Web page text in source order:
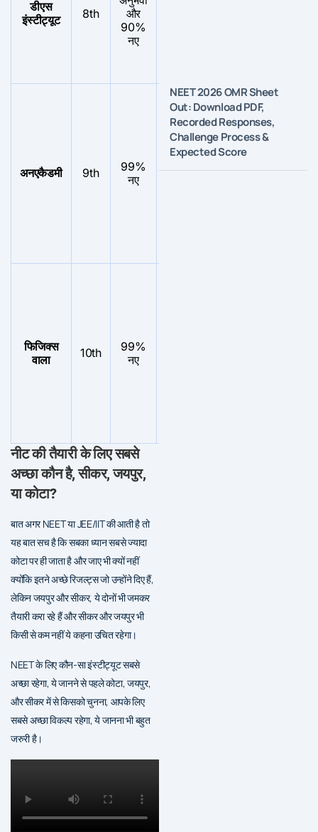
डीएस
इंस्टीट्यूट
8th
और
90%
नए
अनएकैडमी 9th
99%
नए
–
फिजिक्स
वाला
10th
99%
नए
नीट की तैयारी के लिए सबसे
अच्छा कौन है, सीकर, जयपुर,
या कोटा?
बात अगर NEET या JEE/IIT की आती है तो
यह बात सच है कि सबका ध्यान सबसे ज्यादा
कोटा पर ही जाता है और जाए भी क्यों नहीं
क्योंकि इतने अच्छे रिजल्ट्स जो उन्होंने दिए हैं,
लेकिन जयपुर और सीकर, ये दोनों भी जमकर
तैयारी करा रहे हैं और सीकर और जयपुर भी
किसी से कम नहीं ये कहना उचित रहेगा।
NEET के लिए कौन-सा इंस्टीट्यूट सबसे
अच्छा रहेगा, ये जानने से पहले कोटा, जयपुर,
और सीकर में से किसको चुनना, आपके लिए
सबसे अच्छा विकल्प रहेगा, ये जानना भी बहुत
जरुरी है।
NEET 2026 OMR Sheet
Out: Download PDF,
Recorded Responses,
Challenge Process &
Expected Score